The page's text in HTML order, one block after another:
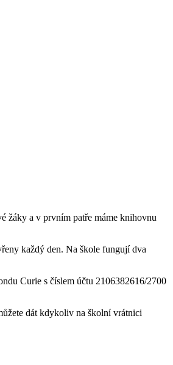
žáky a v prvním patře máme knihovnu
každý den. Na škole fungují dva
Curie s číslem účtu 2106382616/2700
dát kdykoliv na školní vrátnici